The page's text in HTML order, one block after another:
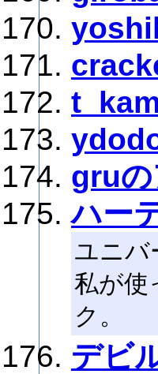
gruの
ハー
ユニバ
私が使
ク。
デビ